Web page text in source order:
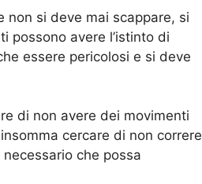
non si deve mai scappare, si
possono avere l’istinto di
essere pericolosi e si deve
di non avere dei movimenti
cercare di non correre
che possa